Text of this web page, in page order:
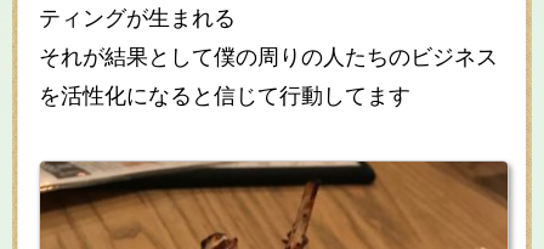
ティングが生まれる
それが結果として僕の周りの人たちのビジネス
を活性化になると信じて行動してます